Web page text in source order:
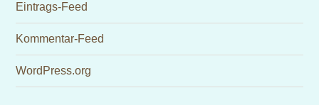
Eintrags-Feed
Kommentar-Feed
WordPress.org